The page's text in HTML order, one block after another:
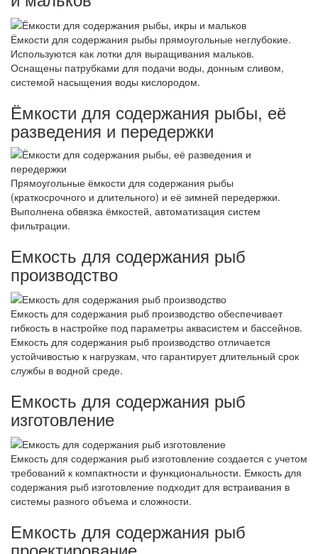
Ёмкости для содержания рыбы прямоугольные неглубокие.
Используются как лотки для выращивания мальков.
Оснащены патрубками для подачи воды, донным сливом,
системой насыщения воды кислородом.
Ёмкости для содержания рыбы, её
разведения и передержки
Прямоугольные ёмкости для содержания рыбы
(краткосрочного и длительного) и её зимней передержки.
Выполнена обвязка ёмкостей, автоматизация систем
фильтрации.
Емкость для содержания рыб
производство
Емкость для содержания рыб производство обеспечивает
гибкость в настройке под параметры аквасистем и бассейнов.
Емкость для содержания рыб производство отличается
устойчивостью к нагрузкам, что гарантирует длительный срок
службы в водной среде.
Емкость для содержания рыб
изготовление
Емкость для содержания рыб изготовление создается с учетом
требований к компактности и функциональности. Емкость для
содержания рыб изготовление подходит для встраивания в
системы разного объема и сложности.
Емкость для содержания рыб